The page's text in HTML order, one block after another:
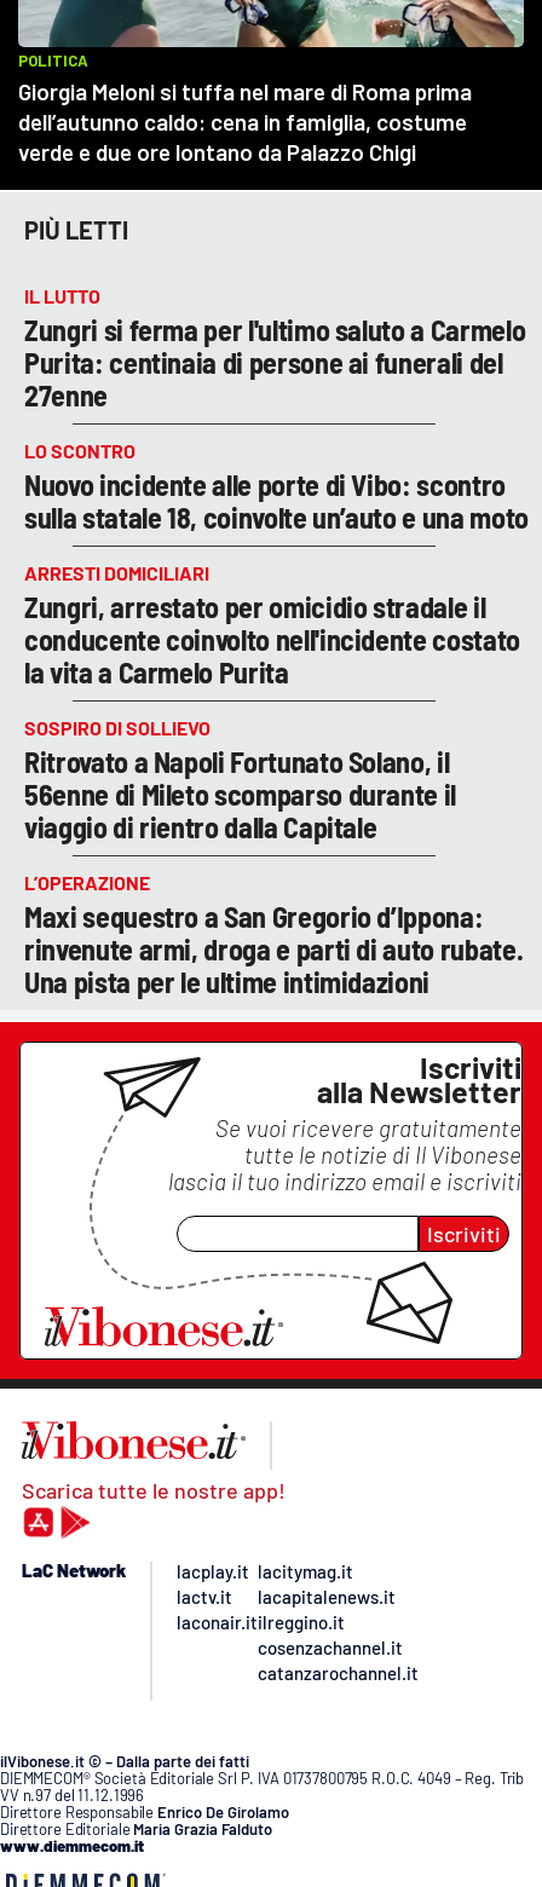
PIÙ LETTI
IL LUTTO
Zungri si ferma per l'ultimo saluto a Carmelo
Purita: centinaia di persone ai funerali del
27enne
LO SCONTRO
Nuovo incidente alle porte di Vibo: scontro
sulla statale 18, coinvolte un’auto e una moto
ARRESTI DOMICILIARI
Zungri, arrestato per omicidio stradale il
conducente coinvolto nell'incidente costato
la vita a Carmelo Purita
SOSPIRO DI SOLLIEVO
Ritrovato a Napoli Fortunato Solano, il
56enne di Mileto scomparso durante il
viaggio di rientro dalla Capitale
L’OPERAZIONE
Maxi sequestro a San Gregorio d’Ippona:
rinvenute armi, droga e parti di auto rubate.
Una pista per le ultime intimidazioni
Iscriviti
alla Newsletter
Se vuoi ricevere gratuitamente
tutte le notizie di Il Vibonese
lascia il tuo indirizzo email e iscriviti
Iscriviti
Scarica tutte le nostre app!
LaC Network
lacplay.it
lactv.it
laconair.it
lacitymag.it
lacapitalenews.it
ilreggino.it
cosenzachannel.it
catanzarochannel.it
ilVibonese.it © – Dalla parte dei fatti
DIEMMECOM® Società Editoriale Srl P. IVA 01737800795 R.O.C. 4049 – Reg. Trib
VV n.97 del 11.12.1996
Direttore Responsabile Enrico De Girolamo
Direttore Editoriale Maria Grazia Falduto
www.diemmecom.it